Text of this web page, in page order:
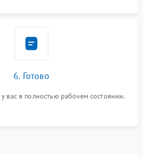
6. Готово
вас в полностью рабочем состоянии.